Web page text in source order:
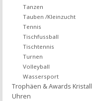
Tanzen
Tauben /Kleinzucht
Tennis
Tischfussball
Tischtennis
Turnen
Volleyball
Wassersport
Trophäen & Awards Kristall
Uhren